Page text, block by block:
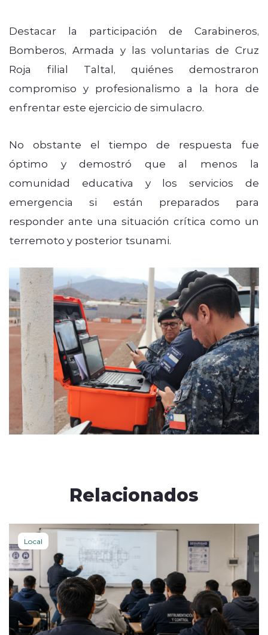
Destacar la participación de Carabineros,
Bomberos, Armada y las voluntarias de Cruz
Roja filial Taltal, quiénes demostraron
compromiso y profesionalismo a la hora de
enfrentar este ejercicio de simulacro.
No obstante el tiempo de respuesta fue
óptimo y demostró que al menos la
comunidad educativa y los servicios de
emergencia si están preparados para
responder ante una situación crítica como un
terremoto y posterior tsunami.
Relacionados
Local